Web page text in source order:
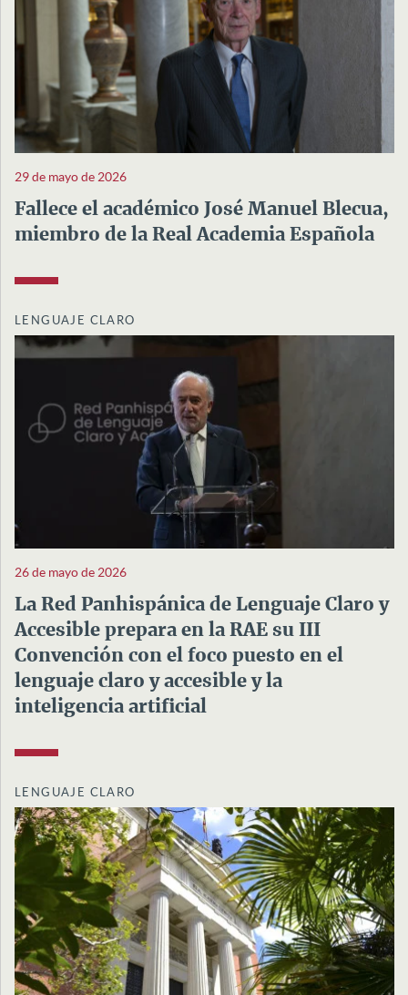
29 de mayo de 2026
Fallece el académico José Manuel Blecua,
miembro de la Real Academia Española
LENGUAJE CLARO
26 de mayo de 2026
La Red Panhispánica de Lenguaje Claro y
Accesible prepara en la RAE su III
Convención con el foco puesto en el
lenguaje claro y accesible y la
inteligencia artificial
LENGUAJE CLARO